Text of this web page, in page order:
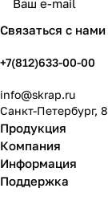
Связаться с нами
+7(812)633-00-00
info@skrap.ru
Санкт-Петербург,
Продукция
Компания
Информация
Поддержка